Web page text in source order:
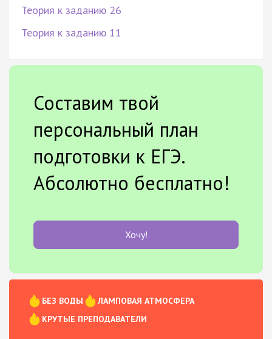
Теория к заданию 26
Теория к заданию 11
Составим твой
персональный план
подготовки к ЕГЭ.
Абсолютно бесплатно!
Хочу!
БЕЗ ВОДЫ
ЛАМПОВАЯ АТМОСФЕРА
КРУТЫЕ ПРЕПОДАВАТЕЛИ